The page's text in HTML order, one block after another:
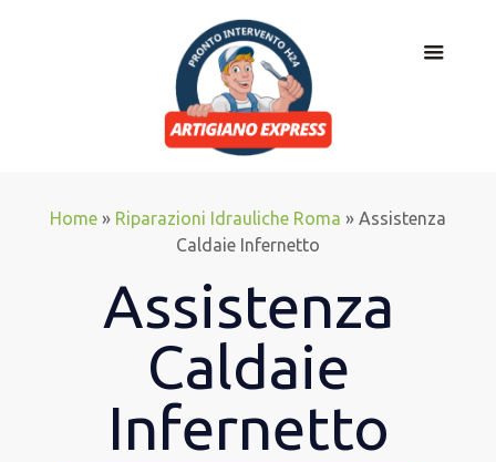
Home » Riparazioni Idrauliche Roma » Assistenza
Caldaie Infernetto
Assistenza
Caldaie
Infernetto